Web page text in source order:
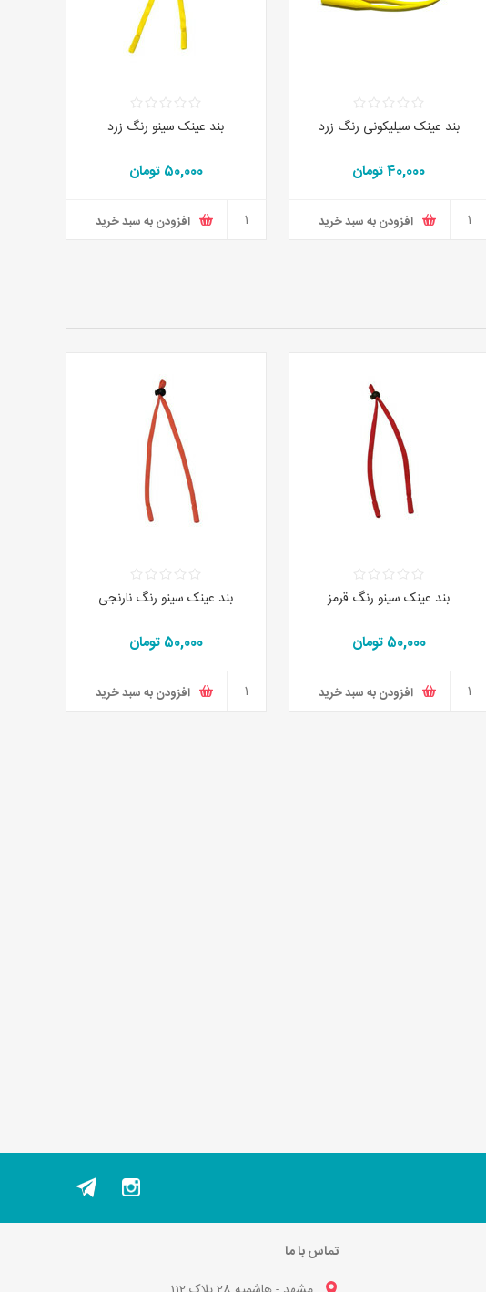
بند عینک سیلیکونی رنگ زرد
40,000 تومان
افزودن به سبد خرید
بند عینک سینو رنگ زرد
50,000 تومان
افزودن به سبد خرید
بند عینک سینو رنگ قرمز
50,000 تومان
افزودن به سبد خرید
بند عینک سینو رنگ نارنجی
50,000 تومان
افزودن به سبد خرید
تماس با ما